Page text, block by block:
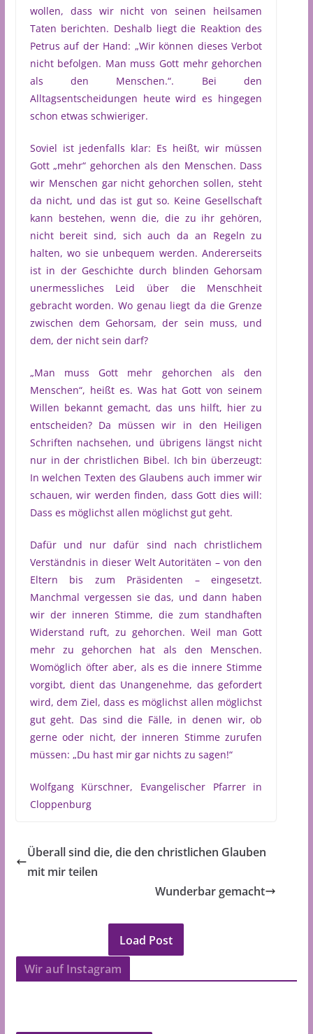
wollen, dass wir nicht von seinen heilsamen
Taten berichten. Deshalb liegt die Reaktion des
Petrus auf der Hand: „Wir können dieses Verbot
nicht befolgen. Man muss Gott mehr gehorchen
als den Menschen.“. Bei den
Alltagsentscheidungen heute wird es hingegen
schon etwas schwieriger.
Soviel ist jedenfalls klar: Es heißt, wir müssen
Gott „mehr“ gehorchen als den Menschen. Dass
wir Menschen gar nicht gehorchen sollen, steht
da nicht, und das ist gut so. Keine Gesellschaft
kann bestehen, wenn die, die zu ihr gehören,
nicht bereit sind, sich auch da an Regeln zu
halten, wo sie unbequem werden. Andererseits
ist in der Geschichte durch blinden Gehorsam
unermessliches Leid über die Menschheit
gebracht worden. Wo genau liegt da die Grenze
zwischen dem Gehorsam, der sein muss, und
dem, der nicht sein darf?
„Man muss Gott mehr gehorchen als den
Menschen“, heißt es. Was hat Gott von seinem
Willen bekannt gemacht, das uns hilft, hier zu
entscheiden? Da müssen wir in den Heiligen
Schriften nachsehen, und übrigens längst nicht
nur in der christlichen Bibel. Ich bin überzeugt:
In welchen Texten des Glaubens auch immer wir
schauen, wir werden finden, dass Gott dies will:
Dass es möglichst allen möglichst gut geht.
Dafür und nur dafür sind nach christlichem
Verständnis in dieser Welt Autoritäten – von den
Eltern bis zum Präsidenten – eingesetzt.
Manchmal vergessen sie das, und dann haben
wir der inneren Stimme, die zum standhaften
Widerstand ruft, zu gehorchen. Weil man Gott
mehr zu gehorchen hat als den Menschen.
Womöglich öfter aber, als es die innere Stimme
vorgibt, dient das Unangenehme, das gefordert
wird, dem Ziel, dass es möglichst allen möglichst
gut geht. Das sind die Fälle, in denen wir, ob
gerne oder nicht, der inneren Stimme zurufen
müssen: „Du hast mir gar nichts zu sagen!“
Wolfgang Kürschner, Evangelischer Pfarrer in
Cloppenburg
Überall sind die, die den christlichen Glauben
mit mir teilen
Wunderbar gemacht
Load Post
Wir auf Instagram